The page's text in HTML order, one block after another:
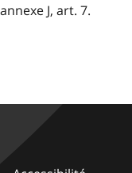
annexe J, art. 7.